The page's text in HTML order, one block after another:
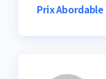
Prix Abordable